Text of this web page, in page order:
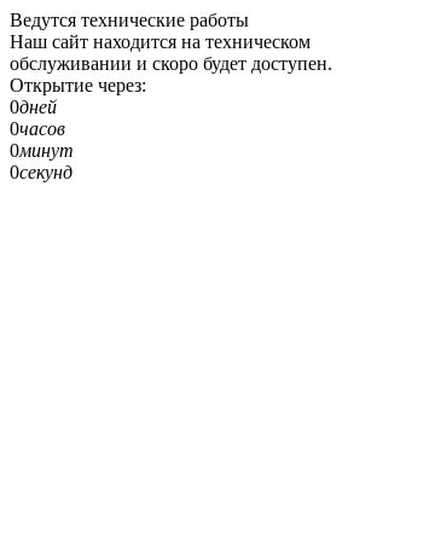
Ведутся технические работы
Наш сайт находится на техническом
обслуживании и скоро будет доступен.
Открытие через:
0дней
0часов
0минут
0секунд